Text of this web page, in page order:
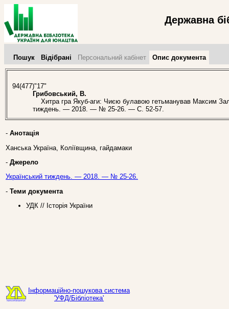
Державна
Пошук Відібрані Персональний кабінет Опис документа
94(477)"17"
Грибовський, В.
Хитра гра Якуб-аги: Чиєю булавою гетьманував Максим
тиждень. — 2018. — № 25-26. — С. 52-57.
- Анотація
Ханська Україна, Коліївщина, гайдамаки
- Джерело
Український тиждень. — 2018. — № 25-26.
- Теми документа
УДК // Історія України
Інформаційно-пошукова система
'УФД/Бібліотека'